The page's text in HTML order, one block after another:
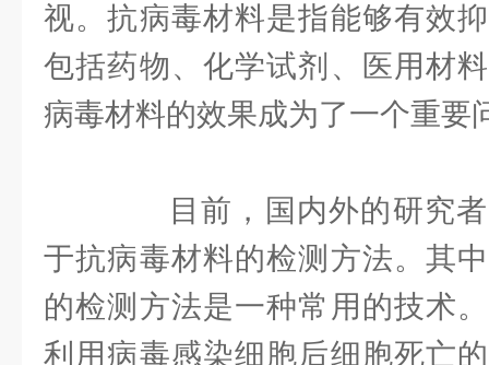
视。抗病毒材料是指能够有效
包括药物、化学试剂、医用材
病毒材料的效果成为了一个重要
目前，国内外的研究者
于抗病毒材料的检测方法。其
的检测方法是一种常用的技术
利用病毒感染细胞后细胞死亡